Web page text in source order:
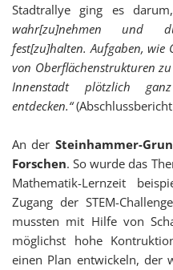
Stadtrallye ging es darum,
wahr[zu]nehmen und
fest[zu]halten. Aufgaben, wie
von Oberflächenstrukturen
Innenstadt plötzlich
entdecken.“
An der Steinhammer-
Forschen. So wurde das
Mathematik-Lernzeit
Zugang der STEM-
mussten mit Hilfe von
möglichst hohe
einen Plan entwickeln, der